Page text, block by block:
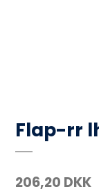
Flap-rr
206,20 DKK